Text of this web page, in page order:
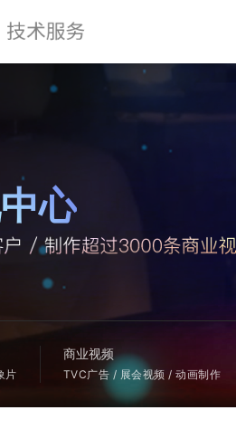
心
片
商业视频
TVC广告 / 展会视频 / 动画制作